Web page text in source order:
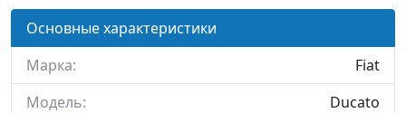
Основные характеристики
Марка:
Fiat
Модель:
Ducato